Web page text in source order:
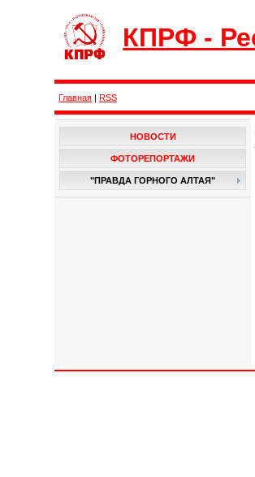
КПРФ -
Главная |RSS
НОВОСТИ
ФОТОРЕПОРТАЖИ
"ПРАВДА ГОРНОГО АЛТАЯ"